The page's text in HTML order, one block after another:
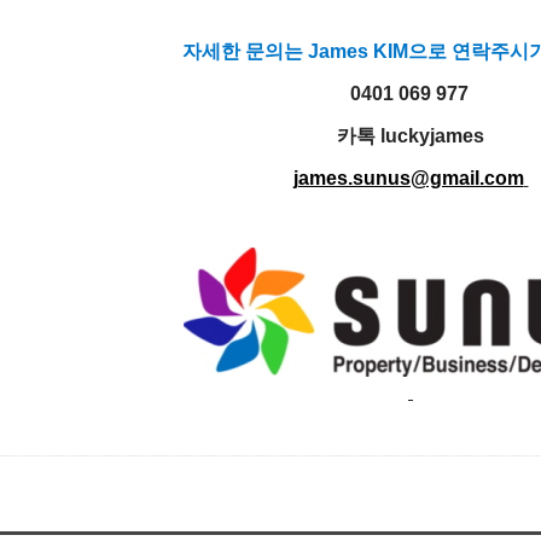
자세한 문의는 James KIM으로 연락주시
0401 069 977
카톡 luckyjames
james.sunus@gmail.com